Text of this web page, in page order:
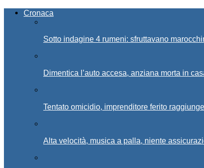
Cronaca
Sotto indagine 4 rumeni: sfruttavano
Dimentica l’auto accesa, anziana morta in
Tentato omicidio, imprenditore ferito
Alta velocità, musica a palla, niente